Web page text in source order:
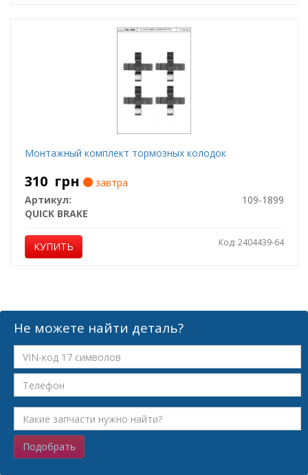
Монтажный комплект тормозных колодок
310 грн
завтра
Артикул:
109-1899
QUICK BRAKE
КУПИТЬ Код: 2404439-64
Не можете найти деталь?
Подобрать